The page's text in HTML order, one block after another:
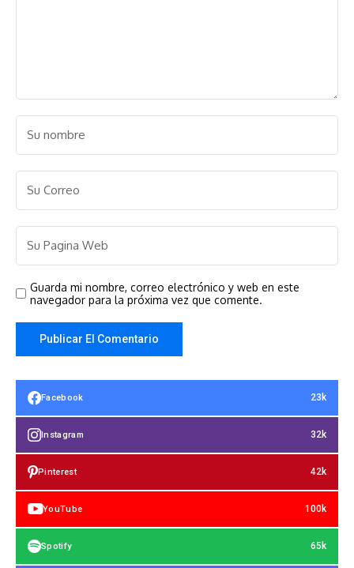
Guarda mi nombre, correo electrónico y web en este
navegador para la próxima vez que comente.
Facebook 23k
Instagram 32k
Pinterest 42k
YouTube 100k
Spotify 65k